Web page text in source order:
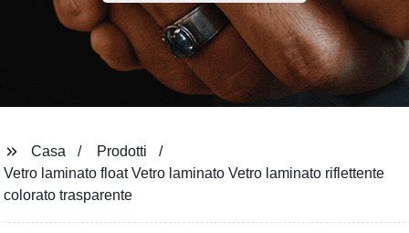
Casa
Prodotti
Vetro laminato float Vetro laminato Vetro laminato riflettente
colorato trasparente